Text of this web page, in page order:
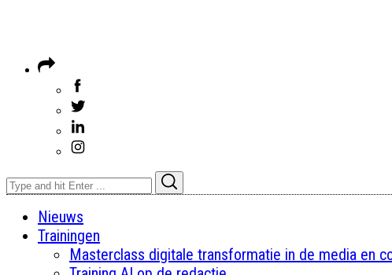
Search
for:
Nieuws
Trainingen
Masterclass digitale transformatie in de media en